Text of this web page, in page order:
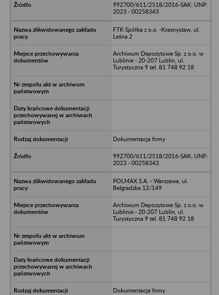
992700/611/2518/2016-SAK; UNP:
2023 - 00258343
FTK Spółka z o.o. -Krasnystaw, ul.
Leśna 2
Archiwum Depozytowe Sp. z o.o. w
Lublinie - 20-207 Lublin, ul.
Turystyczna 9 tel. 81 748 92 18
Dokumentacja firmy
992700/611/2518/2016-SAK; UNP:
2023 - 00258343
POLMAX S.A. - Warszawa, ul.
Belgradzka 12/149
Archiwum Depozytowe Sp. z o.o. w
Lublinie - 20-207 Lublin, ul.
Turystyczna 9 tel. 81 748 92 18
Dokumentacja firmy